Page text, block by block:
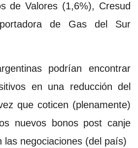
de Valores (1,6%), Cresud
de Gas del Sur
podrían encontrar
en una reducción del
que coticen (plenamente)
nuevos bonos post canje
las negociaciones (del país)